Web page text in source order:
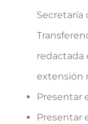
Secretaría
redactada
extensión
Presentar
Presentar